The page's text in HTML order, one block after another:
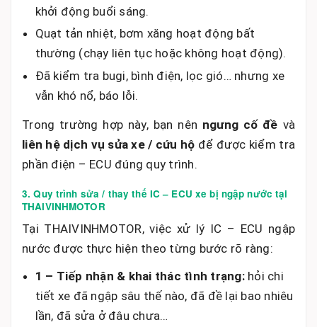
khởi động buổi sáng.
Quạt tản nhiệt, bơm xăng hoạt động bất
thường (chạy liên tục hoặc không hoạt động).
Đã kiểm tra bugi, bình điện, lọc gió… nhưng xe
vẫn khó nổ, báo lỗi.
Trong trường hợp này, bạn nên ngưng cố đề và
liên hệ dịch vụ sửa xe / cứu hộ để được kiểm tra
phần điện – ECU đúng quy trình.
3. Quy trình sửa / thay thế IC – ECU xe bị ngập nước tại
THAIVINHMOTOR
Tại THAIVINHMOTOR, việc xử lý IC – ECU ngập
nước được thực hiện theo từng bước rõ ràng:
1 – Tiếp nhận & khai thác tình trạng:hỏi chi
tiết xe đã ngập sâu thế nào, đã đề lại bao nhiêu
lần, đã sửa ở đâu chưa…